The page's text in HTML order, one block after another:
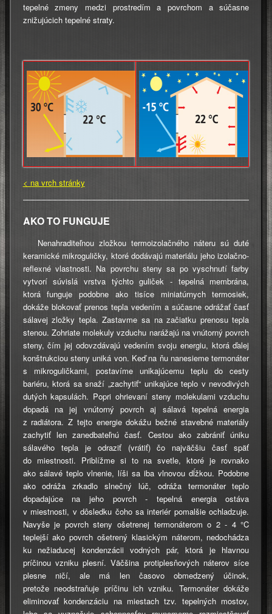
tepelné zmeny medzi prostredím a povrchom a súčasne
znižujúcich tepelné straty.
< na vrch stránky
AKO TO FUNGUJE
Nenahraditeľnou zložkou termoizolačného náteru sú duté
keramické mikroguličky, ktoré dodávajú materiálu jeho izolačno-
reflexné vlastnosti. Na povrchu steny sa po vyschnutí farby
vytvorí súvislá vrstva týchto guliček - tepelná membrána,
ktorá funguje podobne ako tisíce miniatúrnych termosiek,
dokáže blokovať prenos tepla vedením a súčasne odrážať časť
sálavej zložky tepla. Zastavme sa na začiatku prenosu tepla
stenou. Zohriate molekuly vzduchu narážajú na vnútorný povrch
steny, čím jej odovzdávajú vedením svoju energiu, ktorá ďalej
konštrukciou steny uniká von. Keď na ňu nanesieme termonáter
s mikroguličkami, postavíme unikajúcemu teplu do cesty
bariéru, ktorá sa snaží „zachytiť“ unikajúce teplo v nevodivých
dutých kapsulách. Popri ohrievaní steny molekulami vzduchu
dopadá na jej vnútorný povrch aj sálavá tepelná energia
z radiátora. Z tejto energie dokážu bežné stavebné materiály
zachytiť len zanedbateľnú časť. Cestou ako zabrániť úniku
sálavého tepla je odraziť (vrátiť) čo najväčšiu časť späť
do miestnosti. Priblížme si to na svetle, ktoré je rovnako
ako sálavé teplo vlnenie, líši sa iba vlnovou dĺžkou. Podobne
ako odráža zrkadlo slnečný lúč, odráža termonáter teplo
dopadajúce na jeho povrch - tepelná energia ostáva
v miestnosti, v dôsledku čoho sa interiér pomalšie ochladzuje.
Navyše je povrch steny ošetrenej termonáterom o 2 - 4 °C
teplejší ako povrch ošetrený klasickým náterom, nedochádza
ku nežiaducej kondenzácii vodných pár, ktorá je hlavnou
príčinou vzniku plesní. Väčšina protiplesňových náterov síce
plesne ničí, ale má len časovo obmedzený účinok,
pretože neodstraňuje príčinu ich vzniku. Termonáter dokáže
eliminovať kondenzáciu na miestach tzv. tepelných mostov,